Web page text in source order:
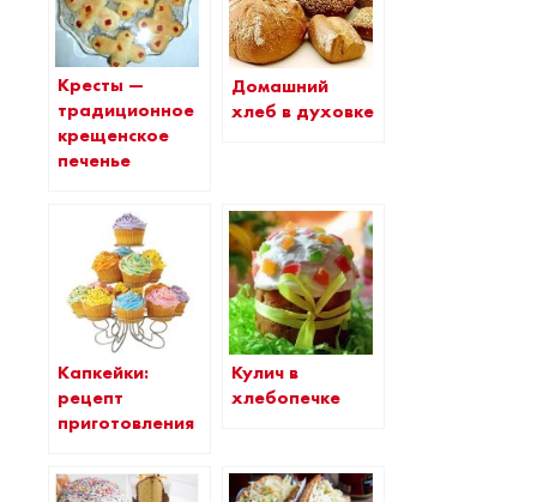
Кресты —
традиционное
крещенское
печенье
Домашний
хлеб в духовке
Капкейки:
рецепт
приготовления
Кулич в
хлебопечке